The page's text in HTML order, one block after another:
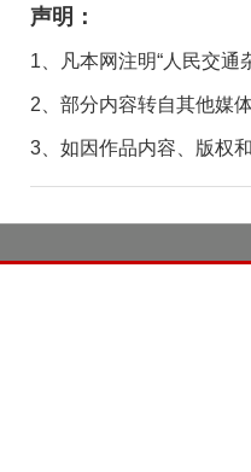
声明：
1、凡本网注明“人民交
2、部分内容转自其他媒
3、如因作品内容、版权